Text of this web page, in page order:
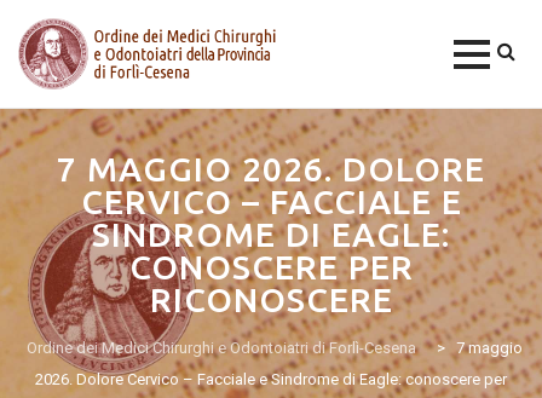
Skip
to
content7 MAGGIO 2026. DOLORE
CERVICO – FACCIALE E
SINDROME DI EAGLE:
CONOSCERE PER
RICONOSCERE
Ordine dei Medici Chirurghi e Odontoiatri di Forlì-Cesena > 7 maggio
2026. Dolore Cervico – Facciale e Sindrome di Eagle: conoscere per